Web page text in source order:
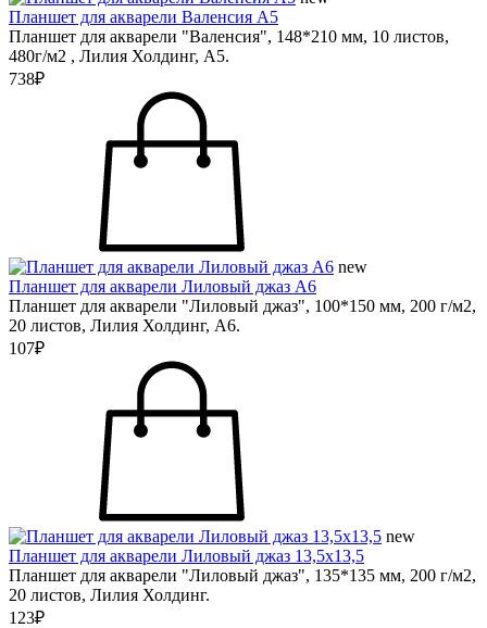
Планшет для акварели Валенсия А5
Планшет для акварели "Валенсия", 148*210 мм, 10 листов,
480г/м2 , Лилия Холдинг, А5.
738₽
new
Планшет для акварели Лиловый джаз А6
Планшет для акварели "Лиловый джаз", 100*150 мм, 200 г/м2,
20 листов, Лилия Холдинг, А6.
107₽
new
Планшет для акварели Лиловый джаз 13,5х13,5
Планшет для акварели "Лиловый джаз", 135*135 мм, 200 г/м2,
20 листов, Лилия Холдинг.
123₽